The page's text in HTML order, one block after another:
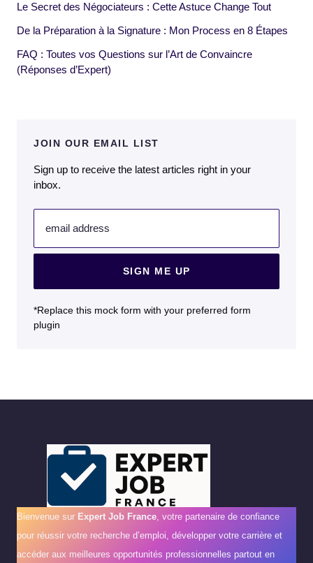
Le Secret des Négociateurs : Cette Astuce Change Tout
De la Préparation à la Signature : Mon Process en 8 Étapes
FAQ : Toutes vos Questions sur l’Art de Convaincre
(Réponses d’Expert)
JOIN OUR EMAIL LIST
Sign up to receive the latest articles right in your
inbox.
email address
SIGN ME UP
*Replace this mock form with your preferred form
plugin
Bienvenue sur Expert Job France , votre partenaire de confiance
pour réussir votre recherche d’emploi, développer votre carrière et
accéder aux meilleures opportunités professionnelles partout en